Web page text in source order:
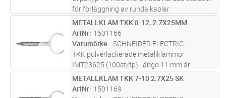
för förläggning av runda kablar.
FP Lägg i kundvagn
METALLKLAM TKK 8-12, 2.7X25MM
ArtNr 1501166
Varumärke
SCHNEIDER ELECTRIC
TKK pulverlackerade metallklämmor
IMT23625 (100st/fp), längd 11 mm är
avsedda för utanpåliggande installationer av
elektriska kablar både inomhus och utomhus:
FP Lägg i kundvagn
METALLKLAM TKK 7-10 2.7X25 SK
ArtNr 1501169